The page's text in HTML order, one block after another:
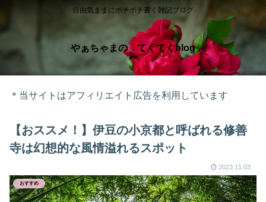
自由気ままにボチボチ書く雑記ブログ
やぁちゃまの てくてくblog
＊当サイトはアフィリエイト広告を利用しています
【おススメ！】伊豆の小京都と呼ばれる修善
寺は幻想的な風情溢れるスポット
2023.11.03
おすすめ